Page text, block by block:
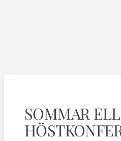
SOMMAR